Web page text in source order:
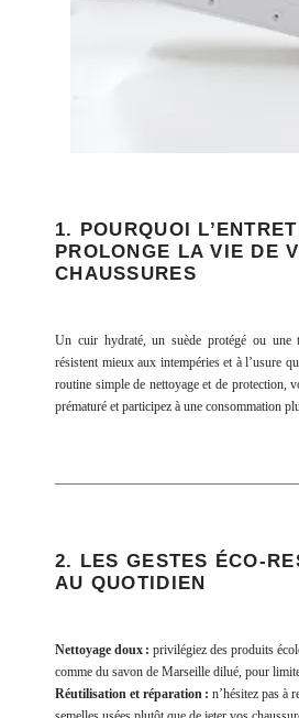
1. POURQUOI
PROLONGE LA VIE DE
CHAUSSURES
Un cuir hydraté,un suède protégé ou une
résistent mieux aux intempéries et à l’usure
routine simple de nettoyage et de protection,
prématuré et participez à une consommation
2. LES GESTES ÉCO-
AU QUOTIDIEN
Nettoyage doux : privilégiez des produits
comme du savon de Marseille dilué, pour
Réutilisation et réparation : n’hésitez pas à